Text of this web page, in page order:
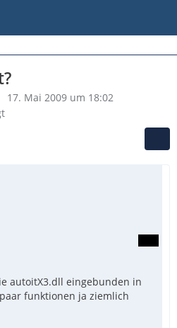
17. Mai 2009 um 18:02
autoitX3.dll eingebunden in
funktionen ja ziemlich